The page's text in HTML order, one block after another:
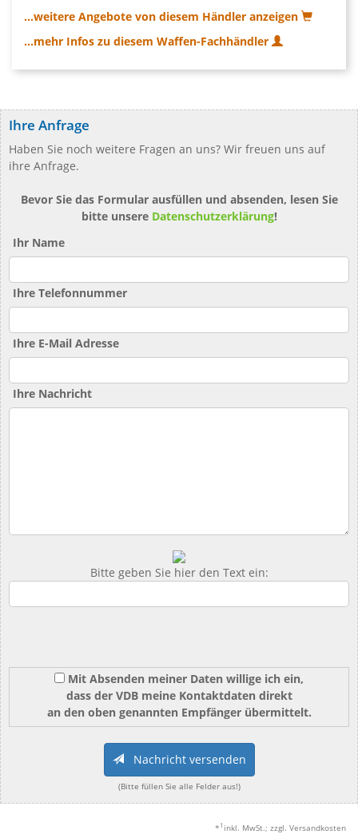
...weitere Angebote von diesem Händler anzeigen
...mehr Infos zu diesem Waffen-Fachhändler
Ihre Anfrage
Haben Sie noch weitere Fragen an uns? Wir freuen uns auf
ihre Anfrage.
Bevor Sie das Formular ausfüllen und absenden, lesen Sie
bitte unsere Datenschutzerklärung!
Ihr Name
Ihre Telefonnummer
Ihre E-Mail Adresse
Ihre Nachricht
Bitte geben Sie hier den Text ein:
Mit Absenden meiner Daten willige ich ein,
dass der VDB meine Kontaktdaten direkt
an den oben genannten Empfänger übermittelt.
Nachricht versenden
(Bitte füllen Sie alle Felder aus!)
* 1 inkl. MwSt.; zzgl. Versandkosten